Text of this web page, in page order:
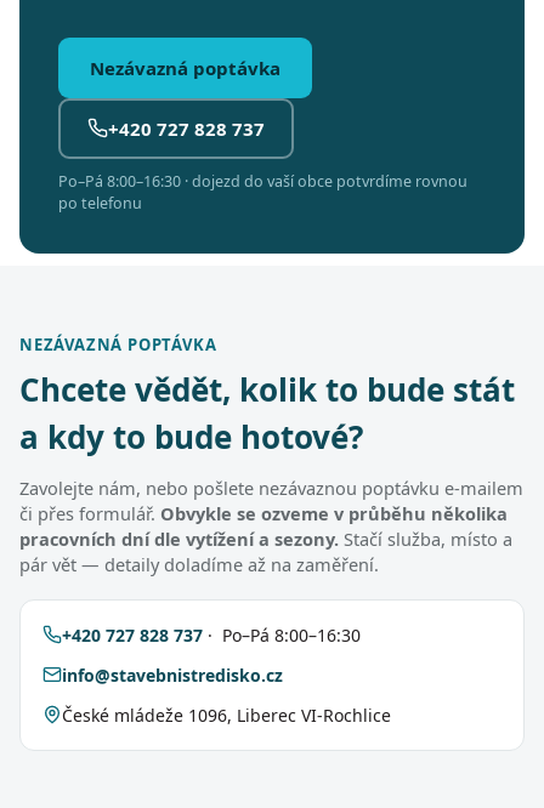
Nezávazná poptávka
+420 727 828 737
Po–Pá 8:00–16:30 · dojezd do vaší obce potvrdíme rovnou
po telefonu
NEZÁVAZNÁ POPTÁVKA
Chcete vědět, kolik to bude stát
a kdy to bude hotové?
Zavolejte nám, nebo pošlete nezávaznou poptávku e-mailem
či přes formulář. Obvykle se ozveme v průběhu několika
pracovních dní dle vytížení a sezony. Stačí služba, místo a
pár vět — detaily doladíme až na zaměření.
+420 727 828 737 · Po–Pá 8:00–16:30
info@stavebnistredisko.cz
České mládeže 1096, Liberec VI-Rochlice